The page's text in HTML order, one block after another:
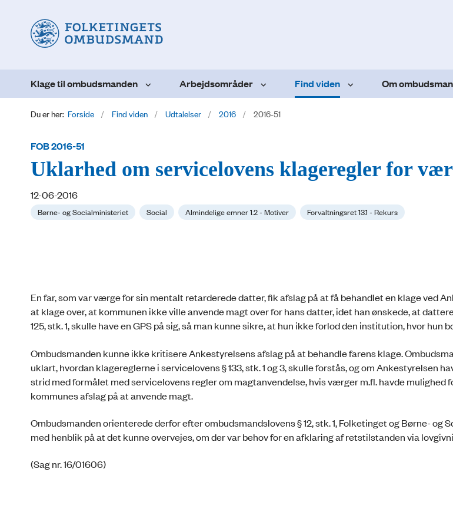
Klage til ombudsmanden Arbejdsområder Find viden Om
Du er her: Forside Find viden Udtalelser 2016 2016-51
FOB 2016-51
Uklarhed om servicelovens klageregler for
12-06-2016
Børne- og Socialministeriet Social Almindelige emner 1.2 - Motiver Forvaltningsret 13.1 - Rekurs
En far, som var værge for sin mentalt retarderede datter, fik afslag på at få behandlet en klage ved
at klage over, at kommunen ikke ville anvende magt over for hans datter, idet han ønskede, at
125, stk. 1, skulle have en GPS på sig, så man kunne sikre, at hun ikke forlod den institution, hvor hun
Ombudsmanden kunne ikke kritisere Ankestyrelsens afslag på at behandle farens klage.
uklart, hvordan klagereglerne i servicelovens § 133, stk. 1 og 3, skulle forstås, og om Ankestyrelsen
strid med formålet med servicelovens regler om magtanvendelse, hvis værger m.fl. havde mulighed
kommunes afslag på at anvende magt.
Ombudsmanden orienterede derfor efter ombudsmandslovens § 12, stk. 1, Folketinget og Børne- og
med henblik på at det kunne overvejes, om der var behov for en afklaring af retstilstanden via
(Sag nr. 16/01606)